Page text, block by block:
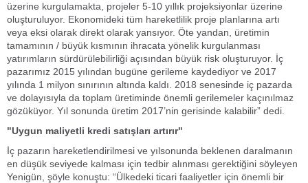
üzerine kurgulamakta, projeler 5-10 yıllık projeksiyonlar üzerine
oluşturuluyor. Ekonomideki tüm hareketlilik proje planlarına artı
veya eksi olarak direkt olarak yansıyor. Öte yandan, üretimin
tamamının / büyük kısmının ihracata yönelik kurgulanması
yatırımların sürdürülebilirliği açısından büyük risk oluşturuyor. İç
pazarımız 2015 yılından bugüne gerileme kaydediyor ve 2017
yılında 1 milyon sınırının altında kaldı. 2018 senesinde iç pazarda
ve dolayısıyla da toplam üretiminde önemli gerilemeler kaçınılmaz
gözüküyor. Yıl sonunda üretim 2017’nin gerisinde kalabilir” dedi.
"Uygun maliyetli kredi satışları artırır"
İç pazarın hareketlendirilmesi ve yılsonunda beklenen daralmanın
en düşük seviyede kalması için tedbir alınması gerektiğini söyleyen
Yenigün, şöyle konuştu: “Ülkedeki ticari faaliyetler için önemli bir